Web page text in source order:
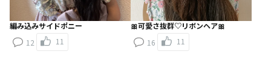
編み込みサイドポニー
12
11
🎀可愛さ抜群♡リボンヘア🎀
16
11